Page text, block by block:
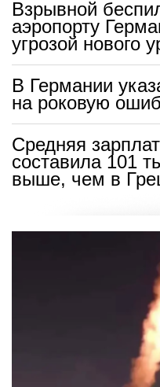
Взрывной
аэропорту
угрозой нового
В Германии
на роковую
Средняя
составила 101
выше, чем в